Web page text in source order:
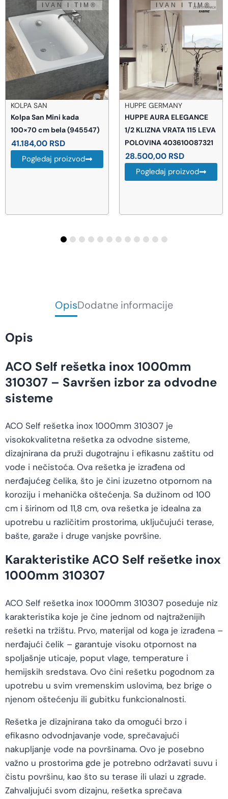
HUPPE GERMANY
HUPPE AURA ELEGANCE
1/2 KLIZNA VRATA 115 LEVA
POLOVINA 403610087321
28.500,00RSD
HUPPE GERMANY
HUPPE CLASSICS TUŠ
KABINA R80 500 BELI RAM
503200055321
33.480,00RSD
3.348 RSD · -10%
30.132,00
OpisDodatne informacije
Opis
ACO Self rešetka inox 1000mm
310307 – Savršen izbor za odvodne
sisteme
ACO Self rešetka inox 1000mm 310307 je
visokokvalitetna rešetka za odvodne sisteme,
dizajnirana da pruži dugotrajnu i efikasnu zaštitu od
vode i nečistoća. Ova rešetka je izrađena od
nerđajućeg čelika, što je čini izuzetno otpornom na
koroziju i mehanička oštećenja. Sa dužinom od 100
cm i širinom od 11,8 cm, ova rešetka je idealna za
upotrebu u različitim prostorima, uključujući terase,
bašte, garaže i druge vanjske površine.
Karakteristike ACO Self rešetke inox
1000mm 310307
ACO Self rešetka inox 1000mm 310307 poseduje niz
karakteristika koje je čine jednom od najtraženijih
rešetki na tržištu. Prvo, materijal od koga je izrađena –
nerđajući čelik – garantuje visoku otpornost na
spoljašnje uticaje, poput vlage, temperature i
hemijskih sredstava. Ovo čini rešetku pogodnom za
upotrebu u svim vremenskim uslovima, bez brige o
njenom oštećenju ili gubitku funkcionalnosti.
Rešetka je dizajnirana tako da omogući brzo i
efikasno odvodnjavanje vode, sprečavajući
nakupljanje vode na površinama. Ovo je posebno
važno u prostorima gde je potrebno održavati suvu i
čistu površinu, kao što su terase ili ulazi u zgrade.
Zahvaljujući svom dizajnu, rešetka sprečava